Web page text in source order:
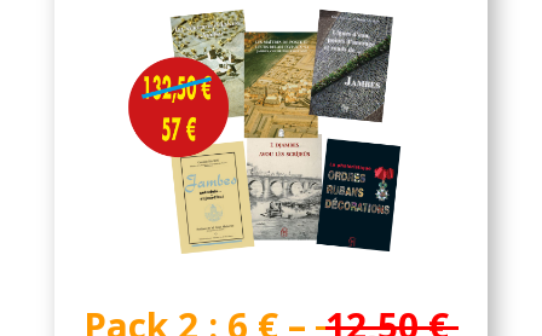
Pack 2 : 6 € – 12,50 €